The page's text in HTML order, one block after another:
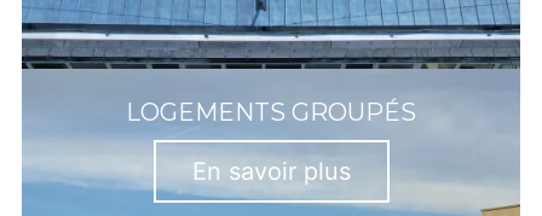
LOGEMENTS GROUPÉS
En savoir plus